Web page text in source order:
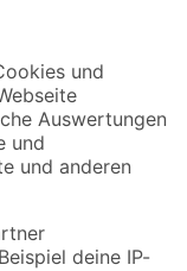
verpassen!